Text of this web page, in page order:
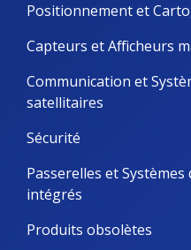
Positionnement et
Capteurs et Afficheurs
Communication et
satellitaires
Sécurité
Passerelles et
intégrés
Produits obsolètes